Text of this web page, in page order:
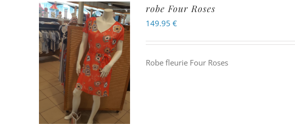
robe Four Roses
149.95€
Robe fleurie Four Roses